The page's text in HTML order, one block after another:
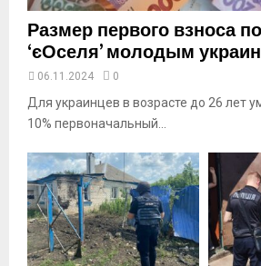
Размер первого взноса
‘єОселя’ молодым
06.11.2024 0
Для украинцев в возрасте до 26 лет
10% первоначальный...